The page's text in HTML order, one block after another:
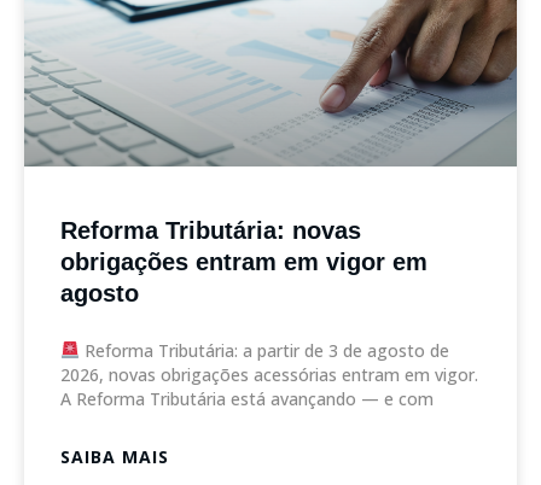
Reforma Tributária: novas
obrigações entram em vigor em
agosto
Reforma Tributária: a partir de 3 de agosto de
2026, novas obrigações acessórias entram em vigor.
A Reforma Tributária está avançando — e com
SAIBA MAIS